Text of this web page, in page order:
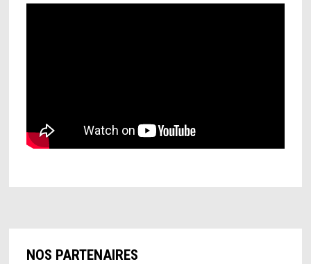
NOS PARTENAIRES